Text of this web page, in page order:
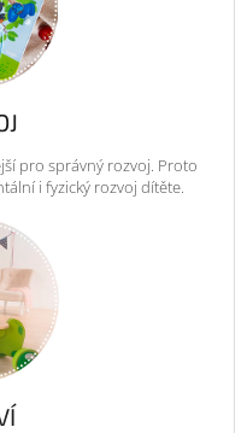
pro správný rozvoj. Proto
i fyzický rozvoj dítěte.